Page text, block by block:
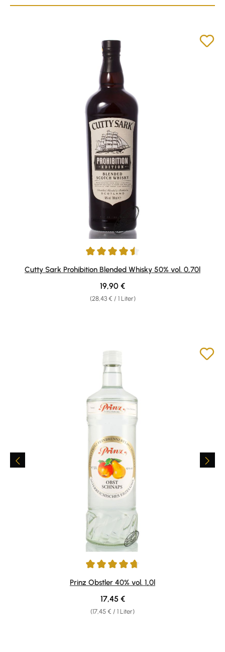
Durchschnittliche Bewertung von 4.59 von 5 Sternen
Cutty Sark Prohibition Blended Whisky 50% vol. 0,70l
(28,43 € / 1 Liter)
Regulärer Preis:
19,90 €
Durchschnittliche Bewertung von 4.81 von 5 Sternen
Prinz Obstler 40% vol. 1,0l
(17,45 € / 1 Liter)
Regulärer Preis:
17,45 €